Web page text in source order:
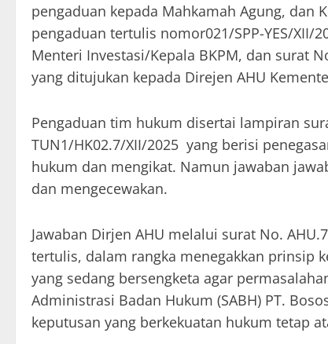
pengaduan kepada Mahkamah Agung,
pengaduan tertulis nomor021/SPP-YES/XII/
Menteri Investasi/Kepala BKPM, dan surat
yang ditujukan kepada Direjen AHU
Pengaduan tim hukum disertai lampiran
TUN1/HK02.7/XII/2025 yang berisi
hukum dan mengikat. Namun jawaban
dan mengecewakan.
Jawaban Dirjen AHU melalui surat No.
tertulis, dalam rangka menegakkan prinsip
yang sedang bersengketa agar
Administrasi Badan Hukum (SABH) PT.
keputusan yang berkekuatan hukum tetap